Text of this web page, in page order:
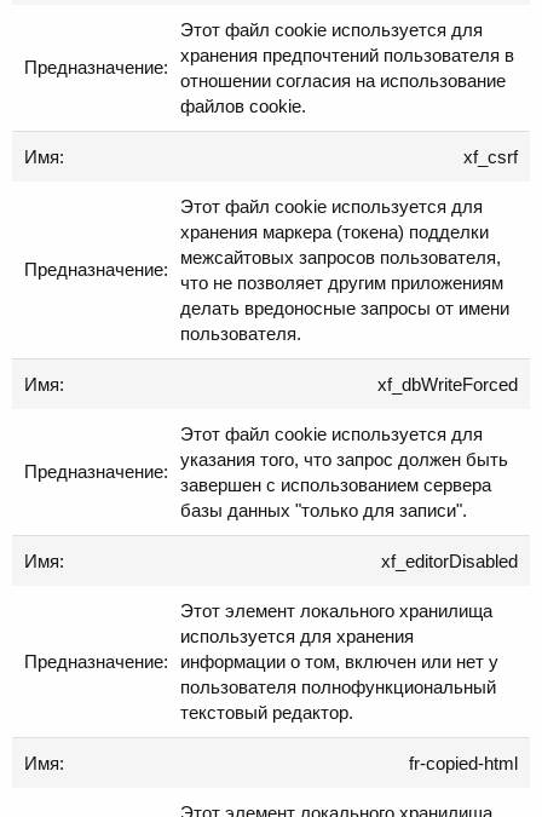
Этот файл cookie используется для
хранения предпочтений пользователя в
отношении согласия на использование
файлов cookie.
xf_csrf
Этот файл cookie используется для
хранения маркера (токена) подделки
межсайтовых запросов пользователя,
что не позволяет другим приложениям
делать вредоносные запросы от имени
пользователя.
xf_dbWriteForced
Этот файл cookie используется для
указания того, что запрос должен быть
завершен с использованием сервера
базы данных "только для записи".
xf_editorDisabled
Этот элемент локального хранилища
используется для хранения
информации о том, включен или нет у
пользователя полнофункциональный
текстовый редактор.
fr-copied-html
Этот элемент локального хранилища